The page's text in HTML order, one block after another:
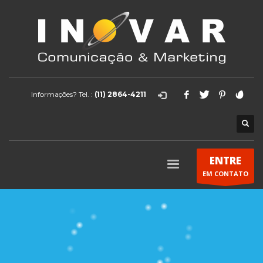
Informações? Tel. : (11) 2864-4211
ENTRE
EM CONTATO